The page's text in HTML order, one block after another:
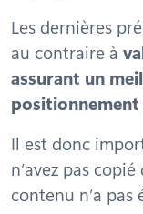
Les dernières
au contraire à
assurant un
Il est donc
n’avez pas
contenu n’a pas